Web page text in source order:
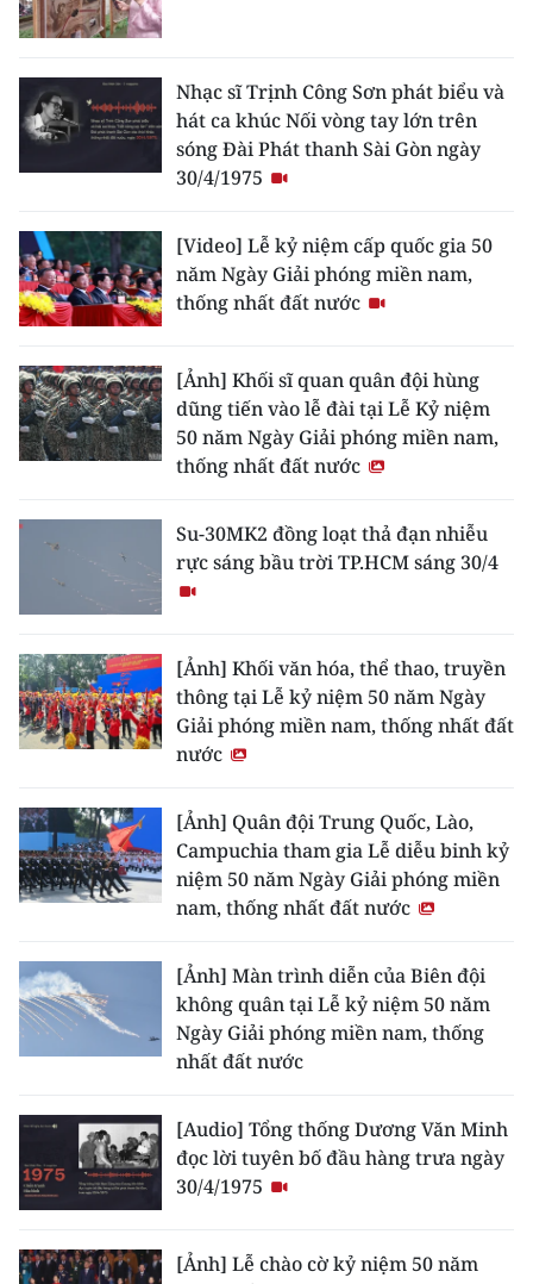
Nhạc sĩ Trịnh Công Sơn phát biểu và
hát ca khúc Nối vòng tay lớn trên
sóng Đài Phát thanh Sài Gòn ngày
30/4/1975
[Video] Lễ kỷ niệm cấp quốc gia 50
năm Ngày Giải phóng miền nam,
thống nhất đất nước
[Ảnh] Khối sĩ quan quân đội hùng
dũng tiến vào lễ đài tại Lễ Kỷ niệm
50 năm Ngày Giải phóng miền nam,
thống nhất đất nước
Su-30MK2 đồng loạt thả đạn nhiễu
rực sáng bầu trời TP.HCM sáng 30/4
[Ảnh] Khối văn hóa, thể thao, truyền
thông tại Lễ kỷ niệm 50 năm Ngày
Giải phóng miền nam, thống nhất đất
nước
[Ảnh] Quân đội Trung Quốc, Lào,
Campuchia tham gia Lễ diễu binh kỷ
niệm 50 năm Ngày Giải phóng miền
nam, thống nhất đất nước
[Ảnh] Màn trình diễn của Biên đội
không quân tại Lễ kỷ niệm 50 năm
Ngày Giải phóng miền nam, thống
nhất đất nước
[Audio] Tổng thống Dương Văn Minh
đọc lời tuyên bố đầu hàng trưa ngày
30/4/1975
[Ảnh] Lễ chào cờ kỷ niệm 50 năm